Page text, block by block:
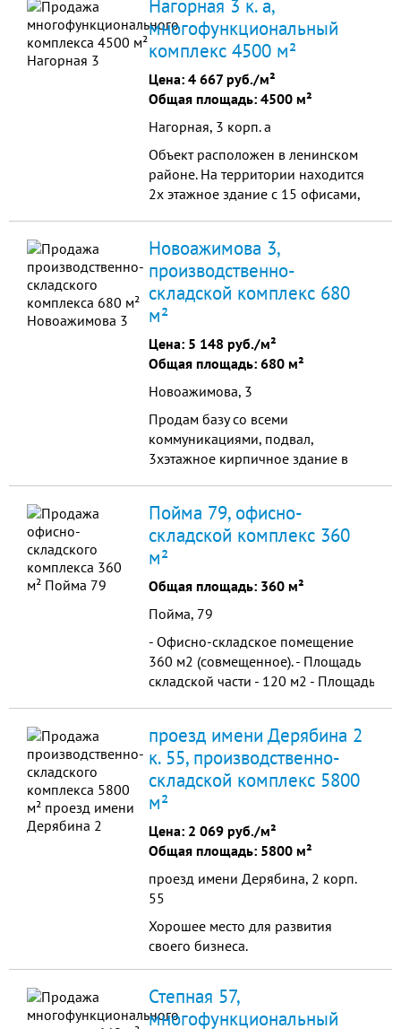
Помещения от 14 до 115 кв.м. с
возможностью объединения. -
Высота потолков: 2,7 - 4,12 м -
Предчистовая отделка помещений
- Дизайнерская отделка
центрального холла
Нагорная 3 к. а,
многофункциональный
комплекс 4500 м²
Цена: 4 667 руб./м²
Общая площадь: 4500 м²
Нагорная, 3 корп. а
Объект расположен в ленинском
районе. На территории находится
2х этажное здание с 15 офисами,
Удобная транспортная доступность
из любого района города делают
объект очень привлекательным.
Новоажимова 3,
производственно-
складской комплекс 680
м²
Цена: 5 148 руб./м²
Общая площадь: 680 м²
Новоажимова, 3
Продам базу со всеми
коммуникациями, подвал,
3хэтажное кирпичное здание в
собственности, частично требует
восстановления. Торг. Форма
оплаты договорная, возможна
рассрочка.
Пойма 79, офисно-
складской комплекс 360
м²
Общая площадь: 360 м²
Пойма, 79
- Офисно-складское помещение
360 м2 (совмещенное). - Площадь
складской части - 120 м2 - Площадь
проезд имени Дерябина 2
к. 55, производственно-
складской комплекс 5800
м²
Цена: 2 069 руб./м²
Общая площадь: 5800 м²
проезд имени Дерябина, 2 корп.
55
Хорошее место для развития
своего бизнеса.
Степная 57,
многофункциональный